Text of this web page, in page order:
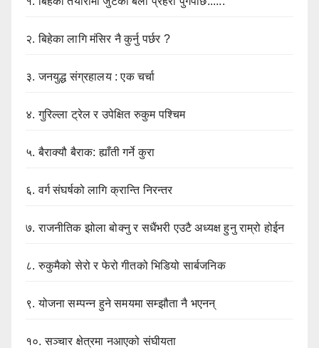
२.बिहेका लागि मंसिर नै कुर्नु पर्छर ?
३.जनयुद्ध संग्रहालय : एक चर्चा
४.गुरिल्ला ट्रेल र उपेक्षित रुकुम पश्चिम
५.बैराक्यौ बैराक: ह्याँती गर्ने कुरा
६.वर्ग संघर्षको लागि क्रान्ति निरन्तर
७.राजनीतिक झोला बोक्नु र सधैंभरी एउटै अध्यक्ष हुनु राम्रो होईन
८.रुकुमैको सेरो र फेरो गीतको भिडियो सार्बजनिक
९.योजना सम्पन्न हुने समयमा सम्झौता नै भएनन्
१०.सञ्चार क्षेत्रमा नआएको संघीयता